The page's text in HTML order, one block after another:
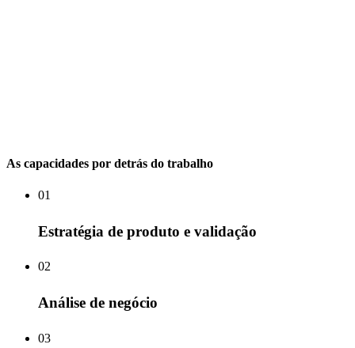
As capacidades por detrás do trabalho
01
Estratégia de produto e validação
02
Análise de negócio
03